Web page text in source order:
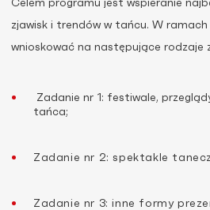
Celem programu jest wspieranie
zjawisk i trendów w tańcu. W
wnioskować na następujące rodzaje
Zadanie nr 1: festiwale,
tańca;
Zadanie nr 2: spektakle
Zadanie nr 3: inne formy